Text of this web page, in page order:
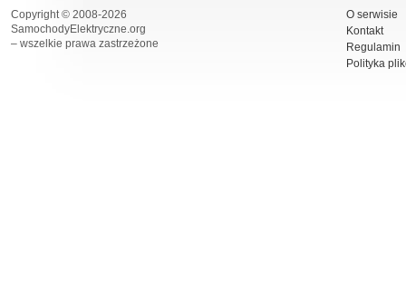
Copyright © 2008-2026
SamochodyElektryczne.org
– wszelkie prawa zastrzeżone
O serwisie
Kontakt
Regulamin
Polityka